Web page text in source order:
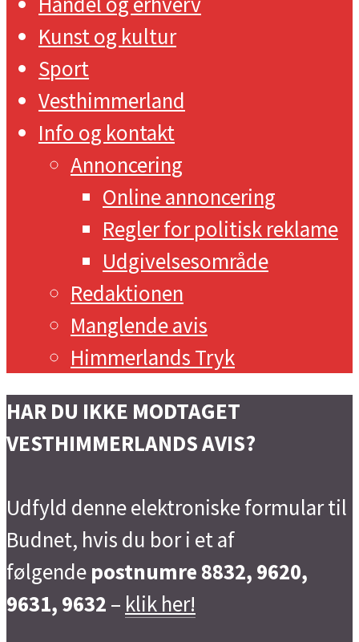
Kunst og kultur
Sport
Vesthimmerland
Info og kontakt
Annoncering
Online annoncering
Regler for politisk reklame
Udgivelsesområde
Redaktionen
Manglende avis
Himmerlands Tryk
HAR DU IKKE MODTAGET
VESTHIMMERLANDS AVIS?
Udfyld denne elektroniske formular til
Budnet, hvis du bor i et af
følgende postnumre 8832, 9620,
9631, 9632 – klik her!